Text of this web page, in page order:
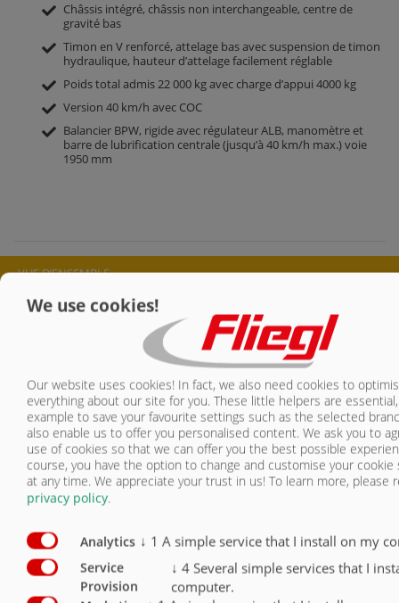
Châssis intégré, châssis non interchangeable, centre de
gravité bas
Timon en V renforcé, attelage bas avec suspension de timon
hydraulique, hauteur d’attelage facilement réglable
Poids total admis 22 000 kg avec charge d’appui 4000 kg
Version 40 km/h avec COC
Balancier BPW, rigide avec régulateur ALB, manomètre et
barre de lubrification centrale (jusqu’à 40 km/h max.) voie
1950 mm
VUE D’ENSEMBLE
GALERIE D’IMAGES
GALERIE D’IMAGES ASW 252 BLACK BULL
We use cookies!
Our website uses cookies! In fact, we also need cookies to
everything about our site for you. These little helpers are
example to save your favourite settings such as the selected
also enable us to offer you personalised content. We ask you to
use of cookies so that we can offer you the best possible
course, you have the option to change and customise your cookie
at any time. We appreciate your trust in us! To learn more, please
privacy policy.
Analytics ↓ 1 A simple service that I install on my
Service
Provision
↓ 4 Several simple services that I
computer.